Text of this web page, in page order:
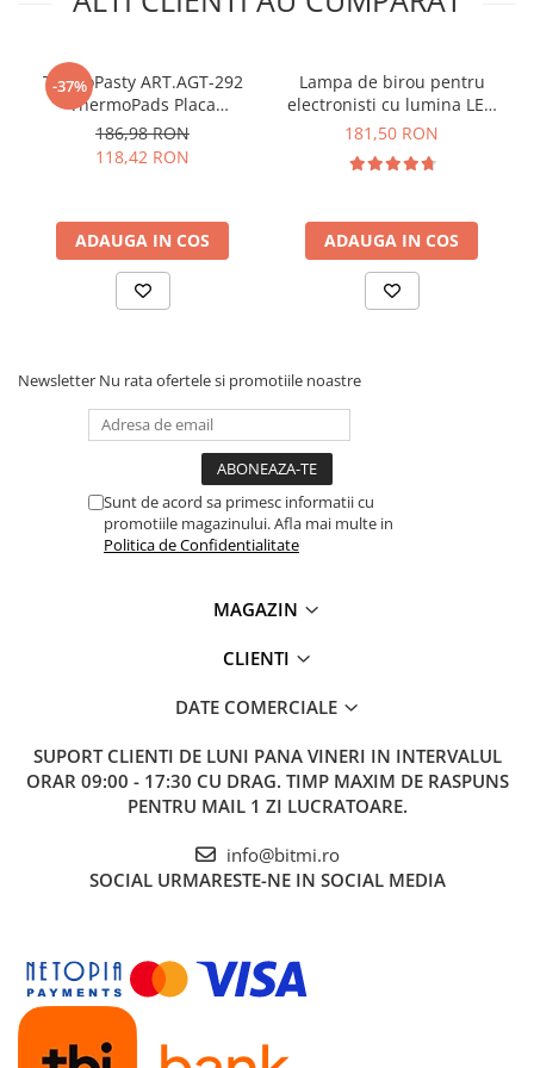
Compartimentare:
1 x compartiment pentru placi de baza, PCB sau telefon
10 x compartimente pentru piese
2 x compartimente pentru instrumente service
124 x compartimente pentru suruburi ( numerotate de la
1 la 124 )
42 x mini compartimente ( numerotate de la A1 la A42 )
10 x compartimente de diferite dimensiuni
-37%
TermoPasty ART.AGT-292
ThermoPads Placa
termoconductoare fara
adeziv 1.5 W/mK
186,98 RON
118,42 RON
ADAUGA IN COS
Lampa de birou pentru
electronisti cu lumina LED
si lupa 5X, Bitmi 10041
181,50 RON
ADAUGA IN COS
Newsletter Nu rata ofertele si promotiile noastre
Sunt de acord sa primesc informatii cu
promotiile magazinului. Afla mai multe in
Politica de Confidentialitate
MAGAZIN
CLIENTI
DATE COMERCIALE
SUPORT CLIENTI DE LUNI PANA VINERI IN INTERVALUL
ORAR 09:00 - 17:30 CU DRAG. TIMP MAXIM DE RASPUNS
PENTRU MAIL 1 ZI LUCRATOARE.
info@bitmi.ro
SOCIAL URMARESTE-NE IN SOCIAL MEDIA